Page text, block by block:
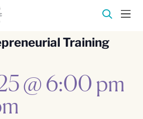
Training
@ 6:00 pm